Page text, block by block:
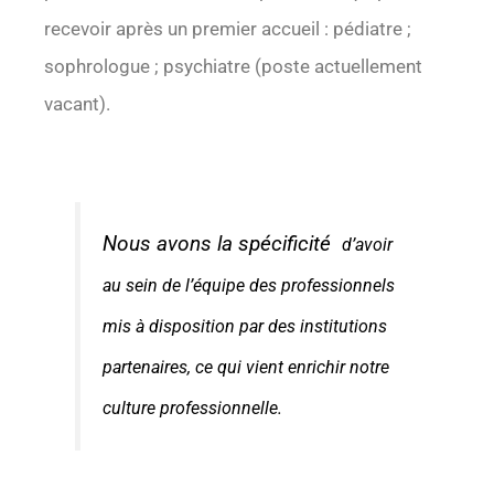
recevoir après un premier accueil : pédiatre ;
sophrologue ; psychiatre (poste actuellement
vacant).
Nous avons la spécificitéd’avoir
au sein de l’équipe des professionnels
mis à disposition par des institutions
partenaires, ce qui vient enrichir notre
culture professionnelle.